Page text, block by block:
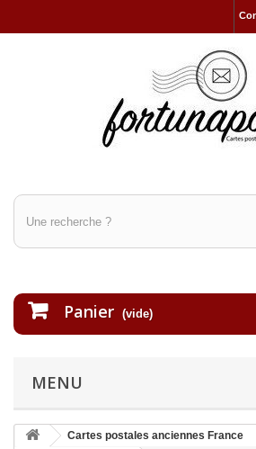
Panier (vide)
MENU
Cartes postales anciennes France